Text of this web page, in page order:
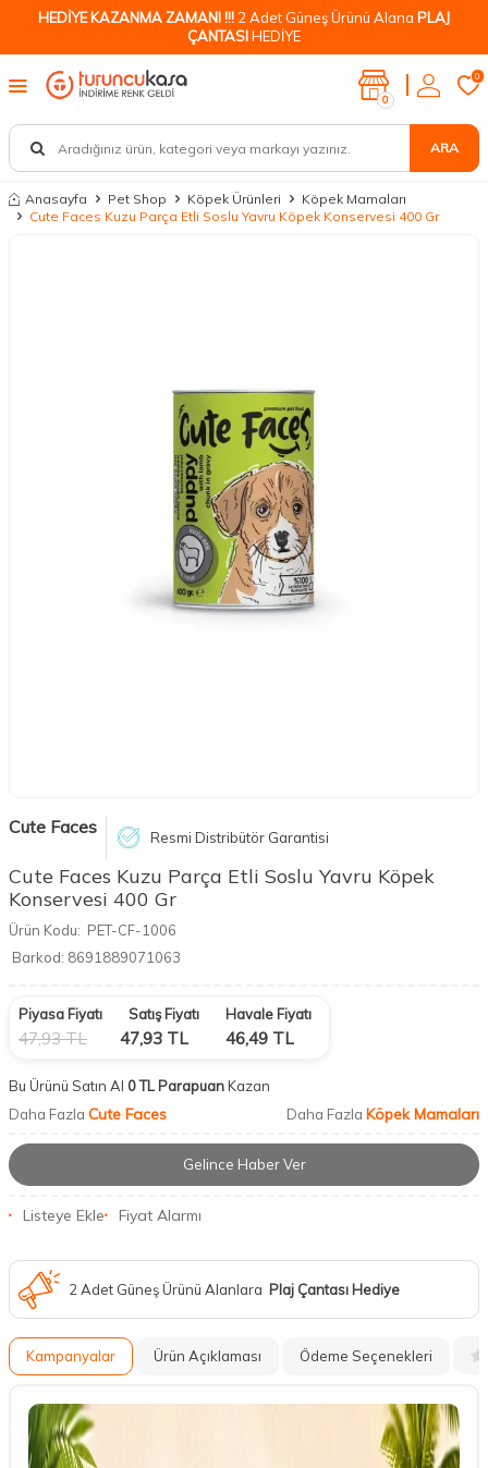
HEDİYE KAZANMA ZAMANI !!! 2 Adet Güneş Ürünü Alana PLAJ
ÇANTASIHEDİYE
ARA
0
0
Anasayfa Pet Shop Köpek Ürünleri
Köpek Mamaları
Cute Faces Kuzu Parça Etli Soslu Yavru Köpek Konservesi 400 Gr
Cute Faces Resmi Distribütör Garantisi
Cute Faces Kuzu Parça Etli Soslu Yavru Köpek
Konservesi 400 Gr
Ürün Kodu: PET-CF-1006
Barkod: 8691889071063
Piyasa Fiyatı
47,93TL
Satış Fiyatı
47,93 TL
Havale Fiyatı
46,49 TL
Bu Ürünü Satın Al 0 TL ParapuanKazan
Daha Fazla Cute Faces Daha Fazla Köpek Mamaları
Gelince Haber Ver
Listeye Ekle Fiyat Alarmı
2 Adet Güneş Ürünü Alanlara Plaj Çantası Hediye
Kampanyalar Ürün Açıklaması Ödeme Seçenekleri